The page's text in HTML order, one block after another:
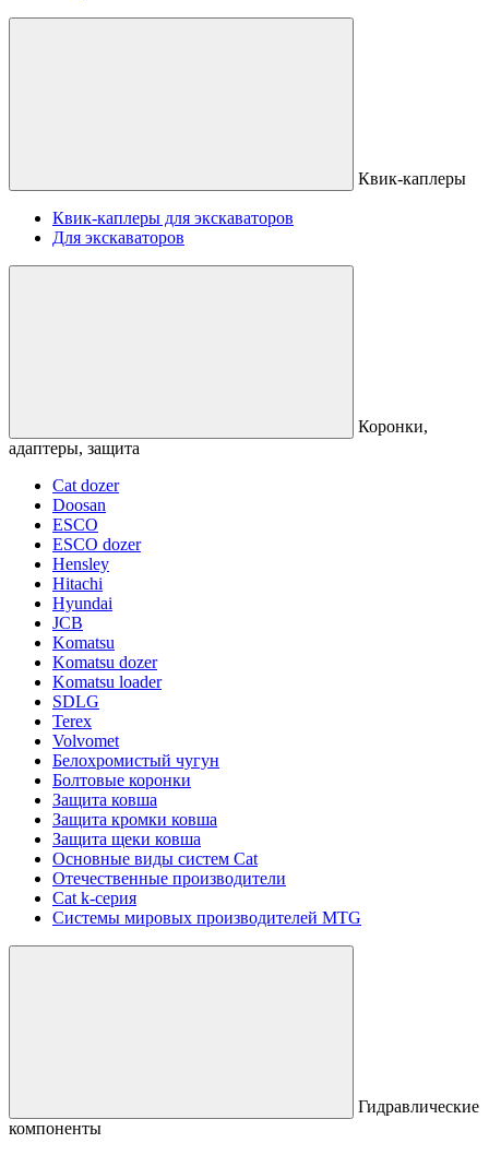
Квик-каплеры
Квик-каплеры для экскаваторов
Для экскаваторов
Коронки,
адаптеры, защита
Cat dozer
Doosan
ESCO
ESCO dozer
Hensley
Hitachi
Hyundai
JCB
Komatsu
Komatsu dozer
Komatsu loader
SDLG
Terex
Volvomet
Белохромистый чугун
Болтовые коронки
Защита ковша
Защита кромки ковша
Защита щеки ковша
Основные виды систем Cat
Отечественные производители
Сat k-серия
Системы мировых производителей MTG
Гидравлические
компоненты